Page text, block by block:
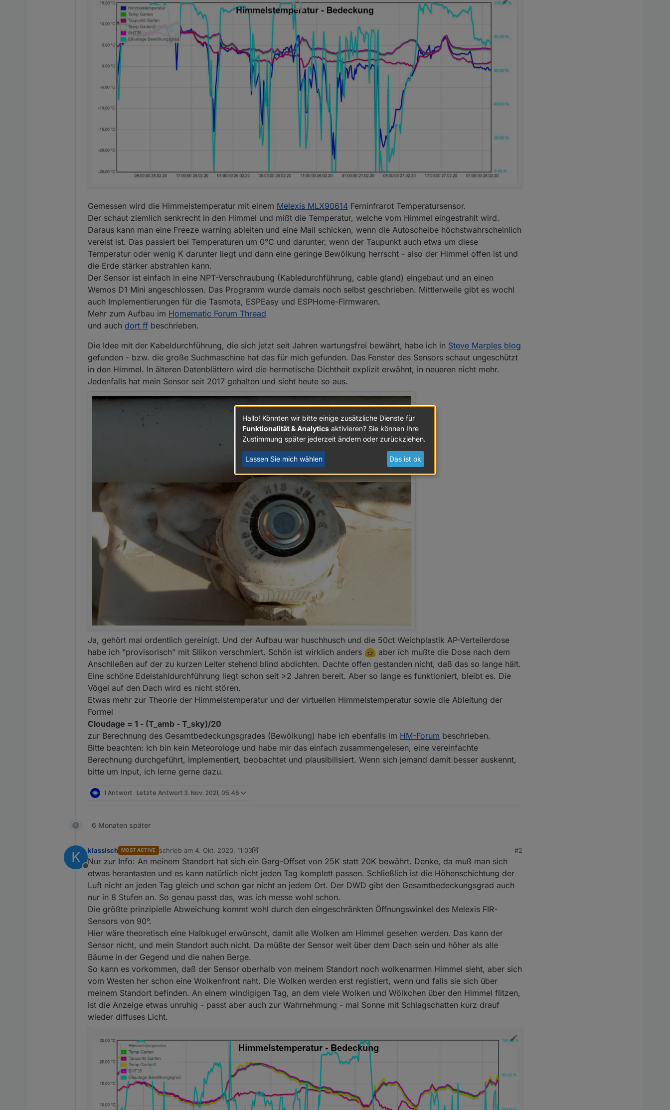
Gemessen wird die Himmelstemperatur mit einem Melexis MLX90614 Ferninfrarot Temperatursensor.
Der schaut ziemlich senkrecht in den Himmel und mißt die Temperatur, welche vom Himmel eingestrahlt wird.
Daraus kann man eine Freeze warning ableiten und eine Mail schicken, wenn die Autoscheibe höchstwahrscheinlich
vereist ist. Das passiert bei Temperaturen um 0°C und darunter, wenn der Taupunkt auch etwa um diese
Temperatur oder wenig K darunter liegt und dann eine geringe Bewölkung herrscht - also der Himmel offen ist und
die Erde stärker abstrahlen kann.
Der Sensor ist einfach in eine NPT-Verschraubung (Kabledurchführung, cable gland) eingebaut und an einen
Wemos D1 Mini angeschlossen. Das Programm wurde damals noch selbst geschrieben. Mittlerweile gibt es wochl
auch Implementierungen für die Tasmota, ESPEasy und ESPHome-Firmwaren.
Mehr zum Aufbau im Homematic Forum Thread
und auch dort ff beschrieben.
Die Idee mit der Kabeldurchführung, die sich jetzt seit Jahren wartungsfrei bewährt, habe ich in Steve Marples blog
gefunden - bzw. die große Suchmaschine hat das für mich gefunden. Das Fenster des Sensors schaut ungeschützt
in den Himmel. In älteren Datenblättern wird die hermetische Dichtheit explizit erwähnt, in neueren nicht mehr.
Jedenfalls hat mein Sensor seit 2017 gehalten und sieht heute so aus.
Ja, gehört mal ordentlich gereinigt. Und der Aufbau war huschhusch und die 50ct Weichplastik AP-Verteilerdose
habe ich "provisorisch" mit Silikon verschmiert. Schön ist wirklich anders
aber ich mußte die Dose nach dem
Anschließen auf der zu kurzen Leiter stehend blind abdichten. Dachte offen gestanden nicht, daß das so lange hält.
Eine schöne Edelstahldurchführung liegt schon seit >2 Jahren bereit. Aber so lange es funktioniert, bleibt es. Die
Vögel auf den Dach wird es nicht stören.
Etwas mehr zur Theorie der Himmelstemperatur und der virtuellen Himmelstemperatur sowie die Ableitung der
Formel
Cloudage = 1 - (T_amb - T_sky)/20
zur Berechnung des Gesamtbedeckungsgrades (Bewölkung) habe ich ebenfalls im HM-Forum beschrieben.
Bitte beachten: Ich bin kein Meteorologe und habe mir das einfach zusammengelesen, eine vereinfachte
Berechnung durchgeführt, implementiert, beobachtet und plausibilisiert. Wenn sich jemand damit besser auskennt,
bitte um Input, ich lerne gerne dazu.
1 Antwort Letzte Antwort 3. Nov. 2021, 05:46
6 Monaten später
K
Offline
klassisch MOST ACTIVE schrieb am 4. Okt. 2020, 11:03
zuletzt editiert von klassisch10. Apr. 2020, 13:05
#2
Nur zur Info: An meinem Standort hat sich ein Garg-Offset von 25K statt 20K bewährt. Denke, da muß man sich
etwas herantasten und es kann natürlich nicht jeden Tag komplett passen. Schließlich ist die Höhenschichtung der
Luft nicht an jeden Tag gleich und schon gar nicht an jedem Ort. Der DWD gibt den Gesamtbedeckungsgrad auch
nur in 8 Stufen an. So genau passt das, was ich messe wohl schon.
Die größte prinzipielle Abweichung kommt wohl durch den eingeschränkten Öffnungswinkel des Melexis FIR-
Sensors von 90°.
Hier wäre theoretisch eine Halbkugel erwünscht, damit alle Wolken am Himmel gesehen werden. Das kann der
Sensor nicht, und mein Standort auch nicht. Da müßte der Sensor weit über dem Dach sein und höher als alle
Bäume in der Gegend und die nahen Berge.
So kann es vorkommen, daß der Sensor oberhalb von meinem Standort noch wolkenarmen Himmel sieht, aber sich
vom Westen her schon eine Wolkenfront naht. Die Wolken werden erst registiert, wenn und falls sie sich über
meinem Standort befinden. An einem windigigen Tag, an dem viele Wolken und Wölkchen über den Himmel flitzen,
ist die Anzeige etwas unruhig - passt aber auch zur Wahrnehmung - mal Sonne mit Schlagschatten kurz drauf
wieder diffuses Licht.
Hallo! Könnten wir bitte einige zusätzliche Dienste für
Funktionalität & Analytics aktivieren? Sie können Ihre
Zustimmung später jederzeit ändern oder zurückziehen.
Lassen Sie mich wählen Das ist ok